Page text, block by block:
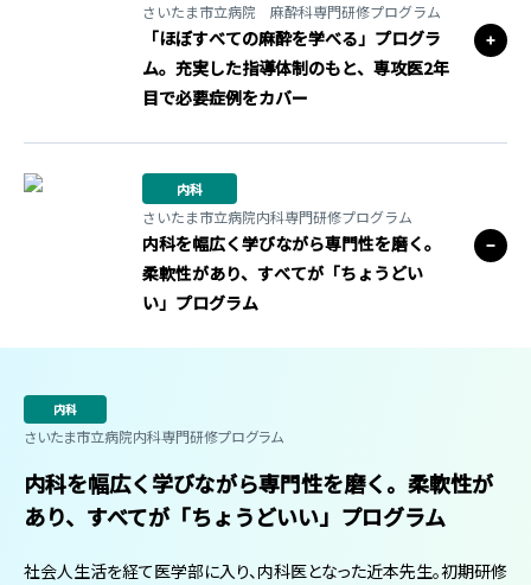
さいたま市立病院 麻酔科専門研修プログラム
「ほぼすべての麻酔を学べる」プログラ
ム。充実した指導体制のもと、専攻医2年
目で必要症例をカバー
内科
さいたま市立病院内科専門研修プログラム
内科を幅広く学びながら専門性を磨く。
柔軟性があり、すべてが「ちょうどい
い」プログラム
内科
さいたま市立病院内科専門研修プログラム
内科を幅広く学びながら専門性を磨く。柔軟性が
あり、すべてが「ちょうどいい」プログラム
社会人生活を経て医学部に入り、内科医となった近本先生。初期研修